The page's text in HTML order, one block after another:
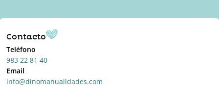
Contacto
Teléfono
983 22 81 40
Email
info@dinomanualidades.com